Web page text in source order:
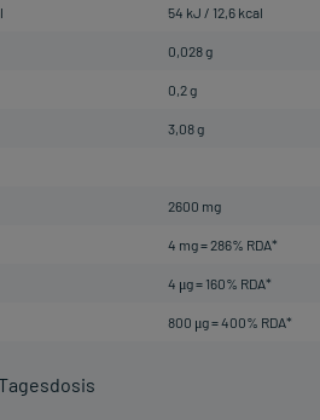
54 kJ / 12,6 kcal
0,028 g
0,2 g
3,08 g
2600 mg
4 mg = 286% RDA*
4 μg = 160% RDA*
800 μg = 400% RDA*